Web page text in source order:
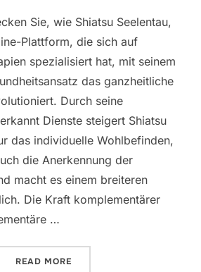
Sie, wie Shiatsu Seelentau,
Plattform, die sich auf
spezialisiert hat, mit seinem
das ganzheitliche
Durch seine
Dienste steigert Shiatsu
das individuelle Wohlbefinden,
die Anerkennung der
macht es einem breiteren
Die Kraft komplementärer
…
READ MORE